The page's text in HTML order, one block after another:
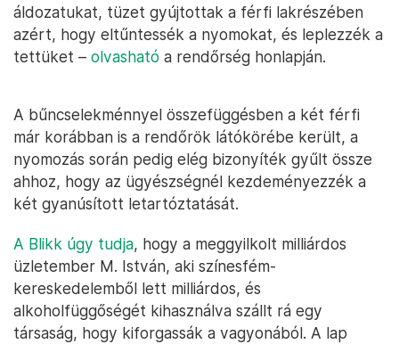
áldozatukat, tüzet gyújtottak a férfi lakrészében
azért, hogy eltűntessék a nyomokat, és leplezzék a
tettüket – olvasható a rendőrség honlapján.
A bűncselekménnyel összefüggésben a két férfi
már korábban is a rendőrök látókörébe került, a
nyomozás során pedig elég bizonyíték gyűlt össze
ahhoz, hogy az ügyészségnél kezdeményezzék a
két gyanúsított letartóztatását.
A Blikk úgy tudja, hogy a meggyilkolt milliárdos
üzletember M. István, aki színesfém-
kereskedelemből lett milliárdos, és
alkoholfüggőségét kihasználva szállt rá egy
társaság, hogy kiforgassák a vagyonából. A lap